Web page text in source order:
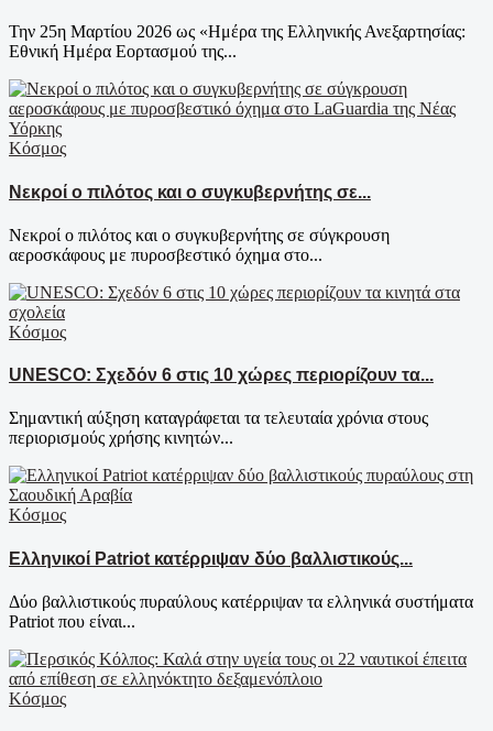
Την 25η Μαρτίου 2026 ως «Ημέρα της Ελληνικής Ανεξαρτησίας:
Εθνική Ημέρα Εορτασμού της...
Κόσμος
Νεκροί ο πιλότος και ο συγκυβερνήτης σε...
Νεκροί ο πιλότος και ο συγκυβερνήτης σε σύγκρουση
αεροσκάφους με πυροσβεστικό όχημα στο...
Κόσμος
UNESCO: Σχεδόν 6 στις 10 χώρες περιορίζουν τα...
Σημαντική αύξηση καταγράφεται τα τελευταία χρόνια στους
περιορισμούς χρήσης κινητών...
Κόσμος
Ελληνικοί Patriot κατέρριψαν δύο βαλλιστικούς...
Δύο βαλλιστικούς πυραύλους κατέρριψαν τα ελληνικά συστήματα
Patriot που είναι...
Κόσμος